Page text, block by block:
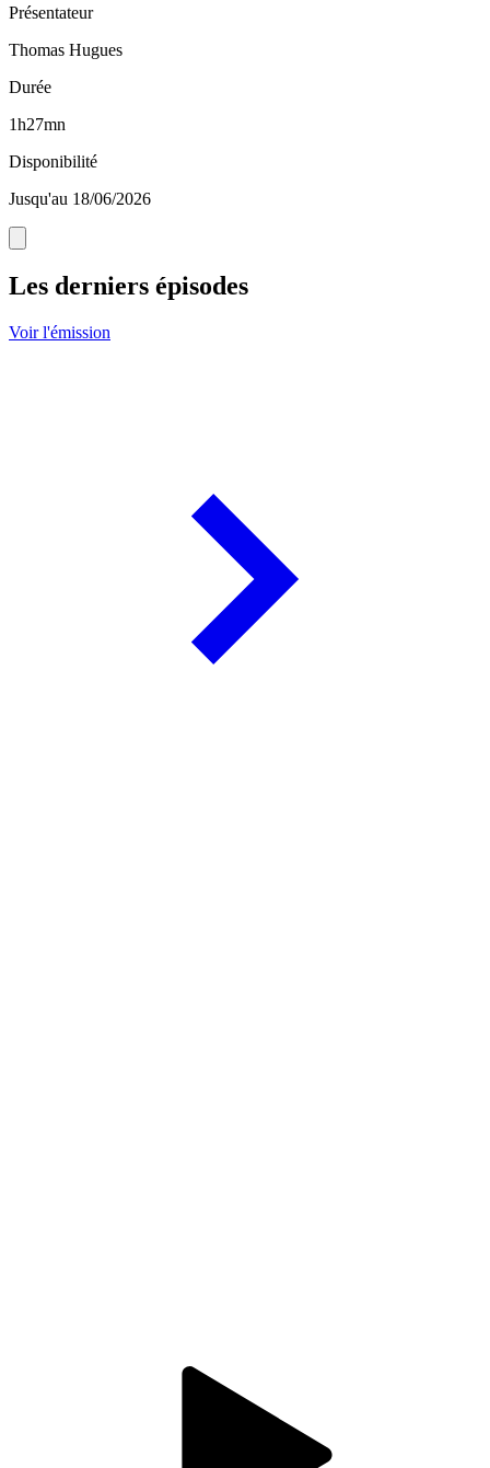
Présentateur
Thomas Hugues
Durée
1h27mn
Disponibilité
Jusqu'au 18/06/2026
Les derniers épisodes
Voir l'émission